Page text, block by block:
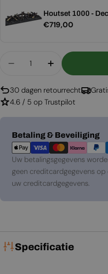
Houtset 1000 -
Normale
€719,00
Aantal Verlagen
Aantal
30 dagen retourrecht
4.6 / 5 op Trustpilot
Betaling & Beveiliging
Betaalmethoden
Uw betalingsgegevens
geen creditcardgegevens
uw creditcardgegevens.
Specificatie